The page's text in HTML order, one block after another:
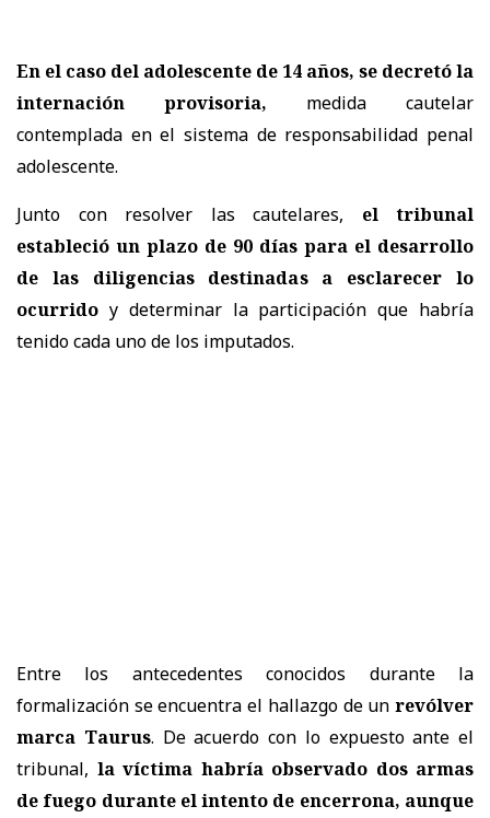
En el caso del adolescente de 14 años, se decretó la
internación provisoria, medida cautelar
contemplada en el sistema de responsabilidad penal
adolescente.
Junto con resolver las cautelares, el tribunal
estableció un plazo de 90 días para el desarrollo
de las diligencias destinadas a esclarecer lo
ocurrido y determinar la participación que habría
tenido cada uno de los imputados.
Entre los antecedentes conocidos durante la
formalización se encuentra el hallazgo de un revólver
marca Taurus. De acuerdo con lo expuesto ante el
tribunal, la víctima habría observado dos armas
de fuego durante el intento de encerrona, aunque